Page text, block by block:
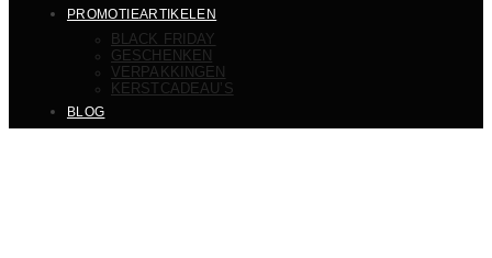
PROMOTIEARTIKELEN
BLACK FRIDAY
GESCHENKEN
VERPAKKINGEN
KERSTCADEAU’S
BLOG